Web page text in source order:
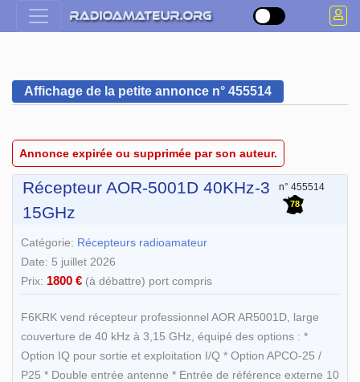
Affichage de la petite annonce n° 455514
Annonce expirée ou supprimée par son auteur.
Récepteur AOR-5001D 40KHz-3
15GHz
n° 455514
78
Catégorie: Récepteurs radioamateur
Date: 5 juillet 2026
Prix: 1800 € (à débattre) port compris
F6KRK vend récepteur professionnel AOR AR5001D, large
couverture de 40 kHz à 3,15 GHz, équipé des options : *
Option IQ pour sortie et exploitation I/Q * Option APCO-25 /
P25 * Double entrée antenne * Entrée de référence externe 10